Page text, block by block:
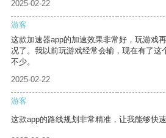
2025-02-22
游客
这款加速器app的加速效果非常好，玩游戏
况了。我以前玩游戏经常会输，现在有了这
不少。
2025-02-22
游客
这款app的路线规划非常精准，让我能够快速